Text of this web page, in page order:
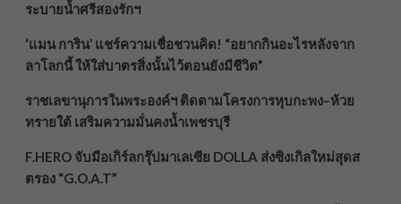
ระบายน้ำศรีสองรักฯ
‘แมน การิน’ แชร์ความเชื่อชวนคิด! “อยากกินอะไรหลังจาก
ลาโลกนี้ ให้ใส่บาตรสิ่งนั้นไว้ตอนยังมีชีวิต”
ราชเลขานุการในพระองค์ฯ ติดตามโครงการหุบกะพง–ห้วย
ทรายใต้ เสริมความมั่นคงน้ำเพชรบุรี
F.HERO จับมือเกิร์ลกรุ๊ปมาเลเซีย DOLLA ส่งซิงเกิลใหม่สุดส
ตรอง “G.O.A.T”